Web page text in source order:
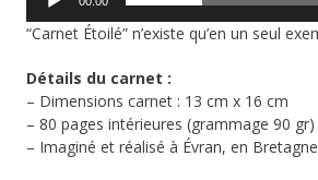
“Carnet Étoilé” n’existe qu’en un seul
Détails du carnet :
– Dimensions carnet : 13 cm x 16 cm
– 80 pages intérieures (grammage 90 gr)
– Imaginé et réalisé à Évran, en